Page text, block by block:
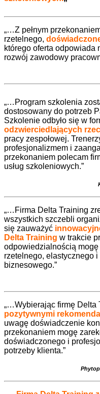
„…Z pełnym
rzetelnego,
którego oferta odpowiada
rozwój zawodowy
„…Program szkolenia
dostosowany do potrzeb
Szkolenie odbyło się w
odzwierciedlających
pracy zespołowej.
profesjonalizmem i
przekonaniem polecam
usług szkoleniowych.”
„…Firma Delta Training
wszystkich szczebli
się zauważyć
Delta Training w trakcie
odpowiedzialnością
rzetelnego, elastycznego
biznesowego.”
„…Wybierając firmę Delta
pozytywnymi
uwagę doświadczenie
przekonaniem mogę
doświadczonego i
potrzeby klienta.”